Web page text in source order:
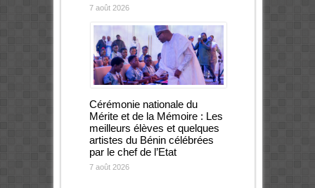
7 août 2026
Cérémonie nationale du
Mérite et de la Mémoire : Les
meilleurs élèves et quelques
artistes du Bénin célébrées
par le chef de l’Etat
7 août 2026